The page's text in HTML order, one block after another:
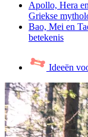
Apollo, Hera
Griekse
Bao, Mei en
betekenis
Ideeën